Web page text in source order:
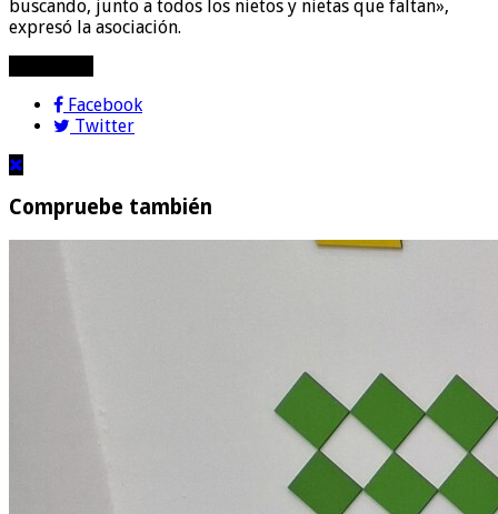
buscando, junto a todos los nietos y nietas que faltan»,
expresó la asociación.
Facebook
Twitter
Compruebe también